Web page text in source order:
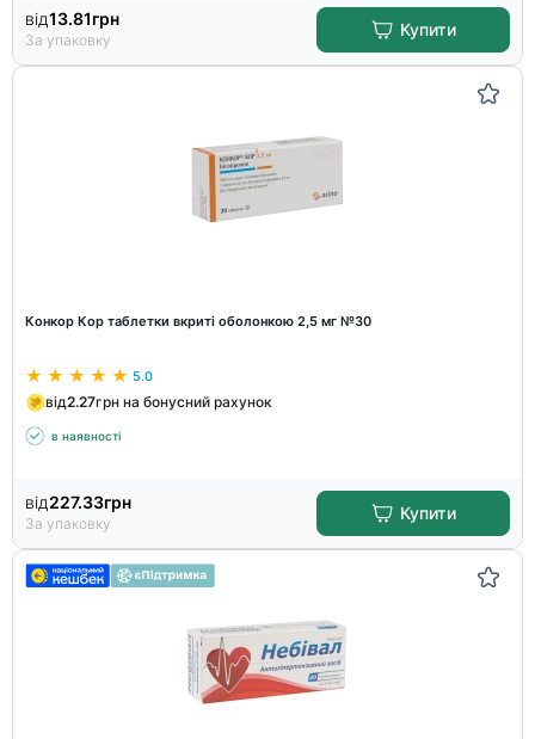
від13.81грн
За упаковку
Купити
Конкор Кор таблетки вкриті оболонкою 2,5 мг №30
5.0
від2.27грн на бонусний рахунок
в наявності
від227.33грн
За упаковку
Купити